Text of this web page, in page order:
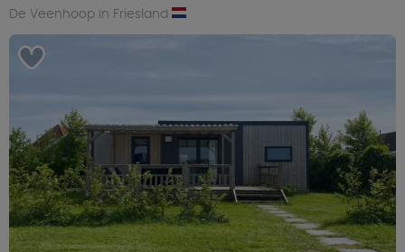
De Veenhoop in Friesland